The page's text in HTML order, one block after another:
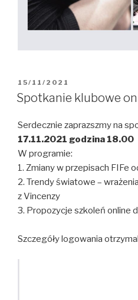
OPUBLIKOWANE
W
15/11/2021
Spotkanie klubowe
Serdecznie zaprazszmy na
17.11.2021 godzina 18.00
W programie:
1. Zmiany w przepisach FIFe
2. Trendy światowe –
z Vincenzy
3. Propozycje szkoleń online
Szczegóły logowania